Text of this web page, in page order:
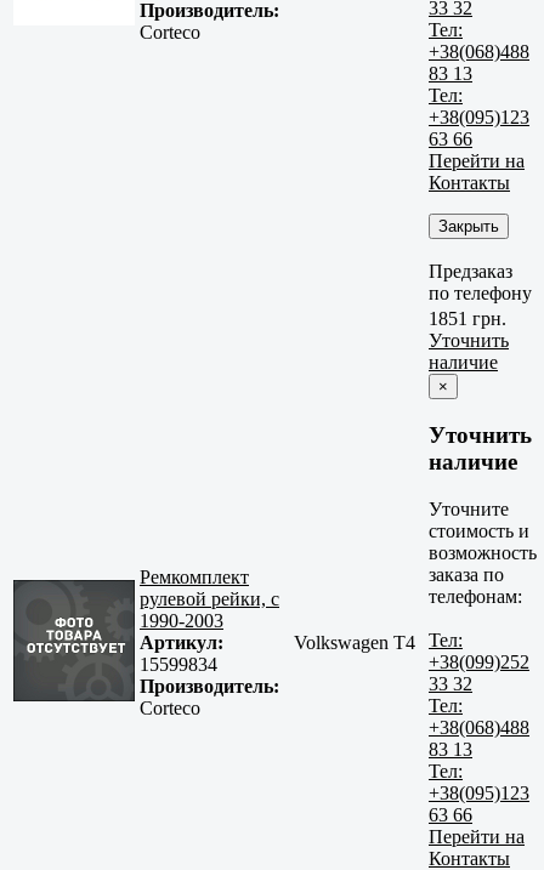
Производитель:
Corteco
33 32
Тел:
+38(068)488
83 13
Тел:
+38(095)123
63 66
Перейти на
Контакты
Закрыть
Предзаказ
по телефону
Ремкомплект
рулевой рейки, с
1990-2003
Артикул:
15599834
Производитель:
Corteco
Volkswagen T4
1851 грн.
Уточнить
наличие
×
Уточнить
наличие
Уточните
стоимость и
возможность
заказа по
телефонам:
Тел:
+38(099)252
33 32
Тел:
+38(068)488
83 13
Тел:
+38(095)123
63 66
Перейти на
Контакты